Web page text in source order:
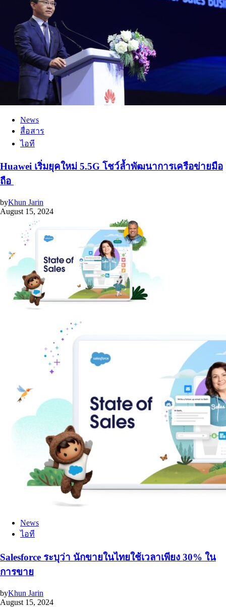
News
สื่อสาร
ไอที
Huawei เริ่มยุคใหม่ 5.5G โชว์ล้ำพัฒนาการเครือข่ายมือ
ถือ
byKhun Jarin
August 15, 2024
News
ไอที
Salesforce ระบุว่า นักขายในไทยใช้เวลาเพียง 30% ใน
การขาย
byKhun Jarin
August 15, 2024